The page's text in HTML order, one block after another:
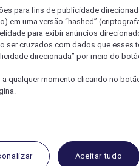
para fins de publicidade
em uma versão “hashed”
para exibir anúncios
ser cruzados com dados que esses
direcionada” por meio do
qualquer momento clicando no
Aceitar tudo